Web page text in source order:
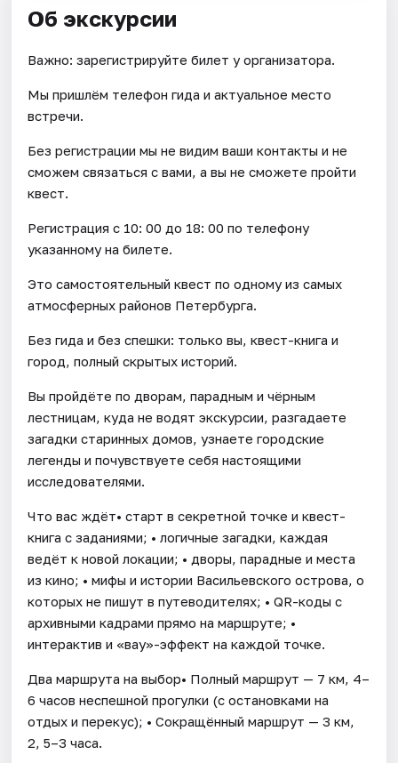
Об экскурсии
Важно: зарегистрируйте билет у организатора.
Мы пришлём телефон гида и актуальное место
встречи.
Без регистрации мы не видим ваши контакты и не
сможем связаться с вами, а вы не сможете пройти
квест.
Регистрация с 10: 00 до 18: 00 по телефону
указанному на билете.
Это самостоятельный квест по одному из самых
атмосферных районов Петербурга.
Без гида и без спешки: только вы, квест-книга и
город, полный скрытых историй.
Вы пройдёте по дворам, парадным и чёрным
лестницам, куда не водят экскурсии, разгадаете
загадки старинных домов, узнаете городские
легенды и почувствуете себя настоящими
исследователями.
Что вас ждёт• старт в секретной точке и квест-
книга с заданиями; • логичные загадки, каждая
ведёт к новой локации; • дворы, парадные и места
из кино; • мифы и истории Васильевского острова, о
которых не пишут в путеводителях; • QR-коды с
архивными кадрами прямо на маршруте; •
интерактив и «вау»-эффект на каждой точке.
Два маршрута на выбор• Полный маршрут — 7 км, 4–
6 часов неспешной прогулки (с остановками на
отдых и перекус); • Сокращённый маршрут — 3 км,
2, 5–3 часа.